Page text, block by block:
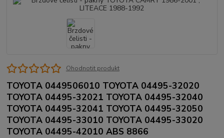
Ohodnotit produkt
TOYOTA 0449506010 TOYOTA 04495-32020
TOYOTA 04495-32021 TOYOTA 04495-32040
TOYOTA 04495-32041 TOYOTA 04495-32050
TOYOTA 04495-33010 TOYOTA 04495-33020
TOYOTA 04495-42010 ABS 8866